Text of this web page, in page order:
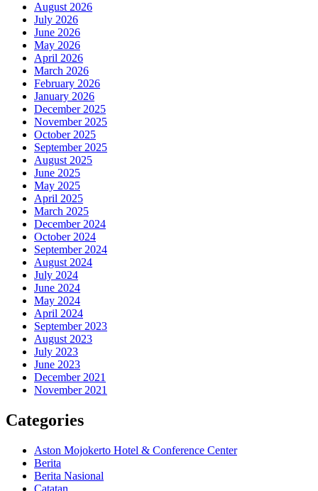
August 2026
July 2026
June 2026
May 2026
April 2026
March 2026
February 2026
January 2026
December 2025
November 2025
October 2025
September 2025
August 2025
June 2025
May 2025
April 2025
March 2025
December 2024
October 2024
September 2024
August 2024
July 2024
June 2024
May 2024
April 2024
September 2023
August 2023
July 2023
June 2023
December 2021
November 2021
Categories
Aston Mojokerto Hotel & Conference Center
Berita
Berita Nasional
Catatan